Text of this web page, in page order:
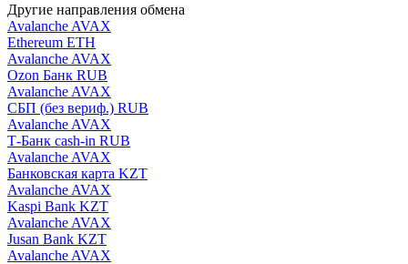
Другие направления обмена
Avalanche AVAX
Ethereum ETH
Avalanche AVAX
Ozon Банк RUB
Avalanche AVAX
СБП (без вериф.) RUB
Avalanche AVAX
Т-Банк cash-in RUB
Avalanche AVAX
Банковская карта KZT
Avalanche AVAX
Kaspi Bank KZT
Avalanche AVAX
Jusan Bank KZT
Avalanche AVAX